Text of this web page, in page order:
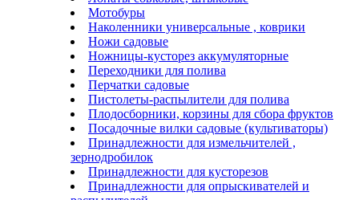
Мотобуры
Наколенники универсальные , коврики
Ножи садовые
Ножницы-кусторез аккумуляторные
Переходники для полива
Перчатки садовые
Пистолеты-распылители для полива
Плодосборники, корзины для сбора фруктов
Посадочные вилки садовые (культиваторы)
Принадлежности для измельчителей ,
зернодробилок
Принадлежности для кусторезов
Принадлежности для опрыскивателей и